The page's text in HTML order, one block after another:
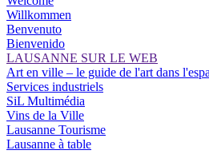
Willkommen
Benvenuto
Bienvenido
LAUSANNE SUR LE WEB
Art en ville – le guide de l'art dans
Services industriels
SiL Multimédia
Vins de la Ville
Lausanne Tourisme
Lausanne à table